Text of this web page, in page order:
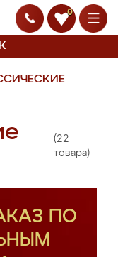
0
(22
товара)
ПО